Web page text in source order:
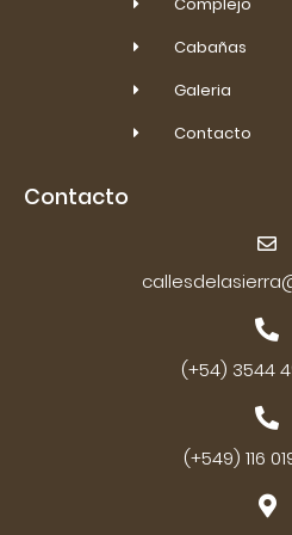
Cabañas
Galeria
Contacto
Contacto
(+54) 3544
(+549) 116